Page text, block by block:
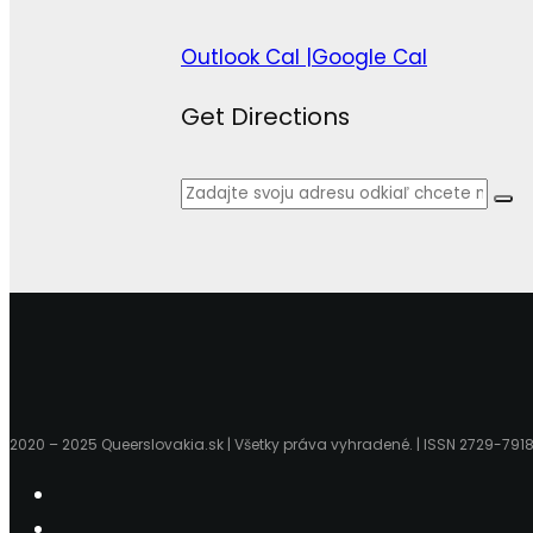
Outlook Cal |Google Cal
Get Directions
2020 – 2025 Queerslovakia.sk | Všetky práva vyhradené. | ISSN 2729-7918